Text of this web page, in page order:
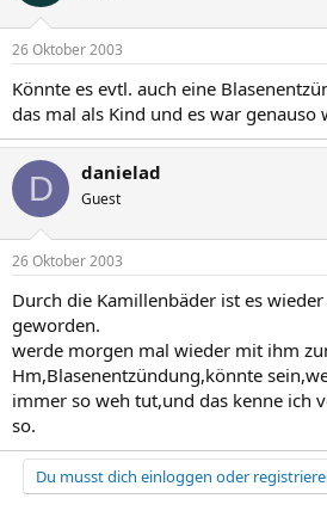
26 Oktober 2003
Könnte es evtl. auch eine
das mal als Kind und es war genauso
D danielad
Guest
26 Oktober 2003
Durch die Kamillenbäder ist es
geworden.
werde morgen mal wieder mit ihm
Hm,Blasenentzündung,könnte
immer so weh tut,und das kenne ich
so.
Du musst dich einloggen oder